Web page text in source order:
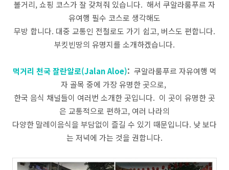
볼거리, 쇼핑 코스가 잘 갖쳐줘 있습니다. 해서 쿠알라룸푸르 자
유여행 필수 코스로 생각해도
무방 합니다. 대중 교통인 전철로도 가기 쉽고, 버스도 편합니다.
부킷빈땅의 유명지를 소개하겠습니다.
먹거리 천국 잘란알로(Jalan Aloe): 쿠알라룸푸르 자유여행 먹
자 골목 중에 가장 유명한 곳으로,
한국 음식 채널들이 여러번 소개한 곳입니다. 이 곳이 유명한 곳
은 교통적으로 편하고, 여러 나라의
다양한 말레이음식을 부담없이 즐길 수 있기 때문입니다. 낮 보다
는 저녁에 가는 것을 권합니다.